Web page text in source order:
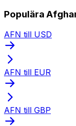
Populära
AFN till USD
AFN till EUR
AFN till GBP